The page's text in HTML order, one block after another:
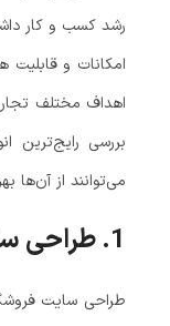
رشد کسب‌ و کار
امکانات و
اهداف مختلف
بررسی رایج‌ترین
می‌توانند از آن‌ها
1. طراحی
طراحی سایت